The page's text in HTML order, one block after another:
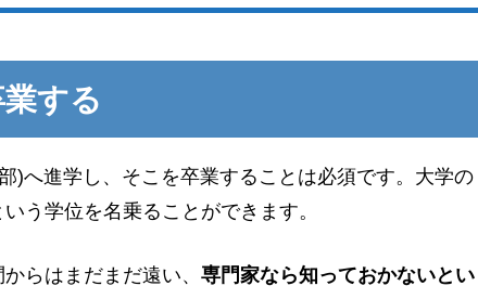
する
)へ進学し、そこを卒業することは必須です。大学の
う学位を名乗ることができます。
らはまだまだ遠い、専門家なら知っておかないとい